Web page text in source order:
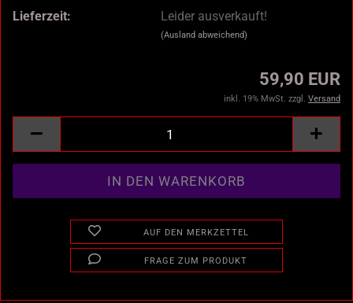
Lieferzeit:
Leider ausverkauft!
(Ausland abweichend)
59,90 EUR
inkl. 19% MwSt. zzgl. Versand
AUF DEN MERKZETTEL
FRAGE ZUM PRODUKT